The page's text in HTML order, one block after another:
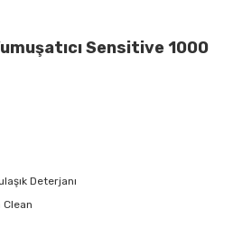
Sensitive 1000
Deterjanı
Clean